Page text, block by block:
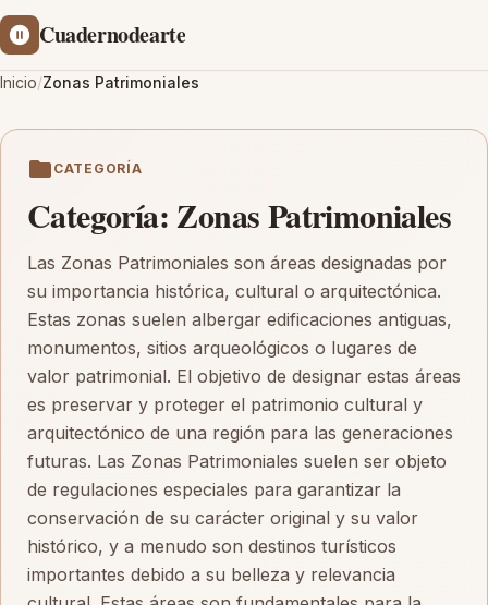
Cuadernodearte
Inicio/Zonas Patrimoniales
CATEGORÍA
Categoría: Zonas Patrimoniales
Las Zonas Patrimoniales son áreas designadas por
su importancia histórica, cultural o arquitectónica.
Estas zonas suelen albergar edificaciones antiguas,
monumentos, sitios arqueológicos o lugares de
valor patrimonial. El objetivo de designar estas áreas
es preservar y proteger el patrimonio cultural y
arquitectónico de una región para las generaciones
futuras. Las Zonas Patrimoniales suelen ser objeto
de regulaciones especiales para garantizar la
conservación de su carácter original y su valor
histórico, y a menudo son destinos turísticos
importantes debido a su belleza y relevancia